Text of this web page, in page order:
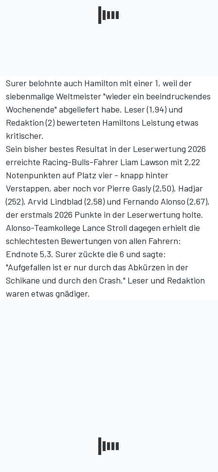
Surer belohnte auch Hamilton mit einer 1, weil der
siebenmalige Weltmeister "wieder ein beeindruckendes
Wochenende" abgeliefert habe. Leser (1,94) und
Redaktion (2) bewerteten Hamiltons Leistung etwas
kritischer.
Sein bisher bestes Resultat in der Leserwertung 2026
erreichte Racing-Bulls-Fahrer Liam Lawson mit 2,22
Notenpunkten auf Platz vier - knapp hinter
Verstappen, aber noch vor Pierre Gasly (2,50), Hadjar
(252), Arvid Lindblad (2,58) und Fernando Alonso (2,67),
der erstmals 2026 Punkte in der Leserwertung holte.
Alonso-Teamkollege Lance Stroll dagegen erhielt die
schlechtesten Bewertungen von allen Fahrern:
Endnote 5,3. Surer zückte die 6 und sagte:
"Aufgefallen ist er nur durch das Abkürzen in der
Schikane und durch den Crash." Leser und Redaktion
waren etwas gnädiger.